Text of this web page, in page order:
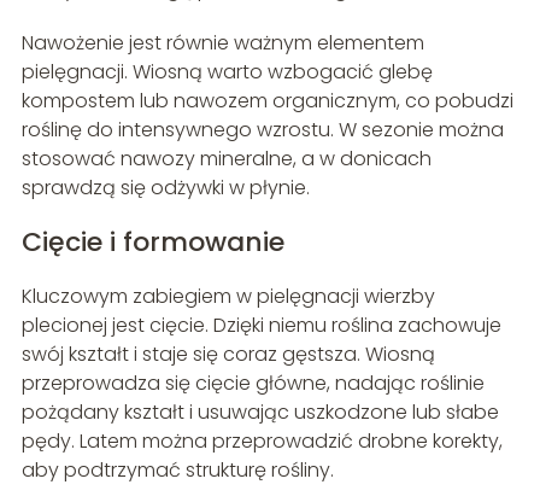
Nawożenie jest równie ważnym elementem
pielęgnacji. Wiosną warto wzbogacić glebę
kompostem lub nawozem organicznym, co pobudzi
roślinę do intensywnego wzrostu. W sezonie można
stosować nawozy mineralne, a w donicach
sprawdzą się odżywki w płynie.
Cięcie i formowanie
Kluczowym zabiegiem w pielęgnacji wierzby
plecionej jest cięcie. Dzięki niemu roślina zachowuje
swój kształt i staje się coraz gęstsza. Wiosną
przeprowadza się cięcie główne, nadając roślinie
pożądany kształt i usuwając uszkodzone lub słabe
pędy. Latem można przeprowadzić drobne korekty,
aby podtrzymać strukturę rośliny.